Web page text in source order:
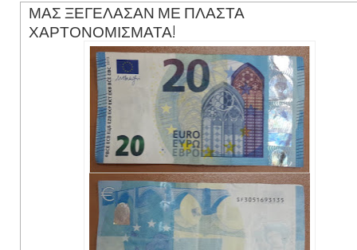
ΜΑΣ ΞΕΓΕΛΑΣΑΝ ΜΕ ΠΛΑΣΤΑ
ΧΑΡΤΟΝΟΜΙΣΜΑΤΑ!